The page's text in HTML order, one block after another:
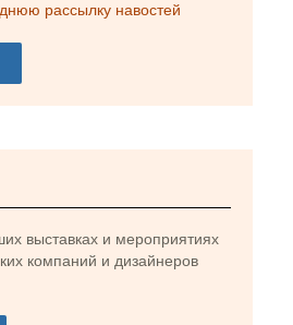
рассылку навостей
выставках и мероприятиях
компаний и дизайнеров